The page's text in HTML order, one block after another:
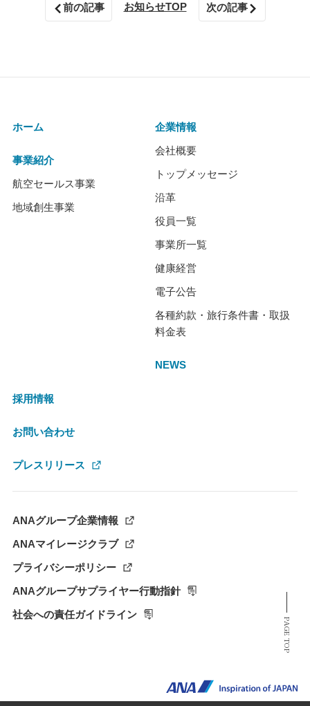
前の記事 お知らせTOP 次の記事
PAGE TOP
ホーム
事業紹介
航空セールス事業
地域創生事業
企業情報
会社概要
トップメッセージ
沿革
役員一覧
事業所一覧
健康経営
電子公告
各種約款・旅行条件書・取扱
料金表
NEWS
採用情報
お問い合わせ
プレスリリース
ANAグループ企業情報
ANAマイレージクラブ
プライバシーポリシー
ANAグループサプライヤー行動指針
社会への責任ガイドライン